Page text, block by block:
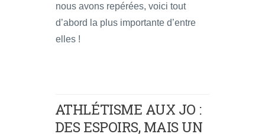
nous avons repérées, voici tout
d’abord la plus importante d’entre
elles !
ATHLÉTISME AUX JO :
DES ESPOIRS, MAIS UN